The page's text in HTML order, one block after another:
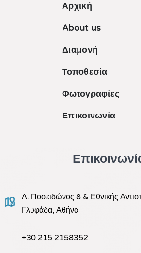
Αρχική
About us
Διαμονή
Τοποθεσία
Φωτογραφίες
Επικοινωνία
Λ. Ποσειδώνος 8 & Εθνικής
Γλυφάδα, Αθήνα
+30 215 2158352